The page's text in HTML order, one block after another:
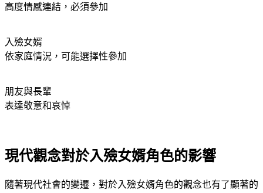
高度情感連結，必須參加
入殮女婿
依家庭情況，可能選擇性參加
朋友與長輩
表達敬意和哀悼
現代觀念對於入殮女婿角色的影響
隨著現代社會的變遷，對於入殮女婿角色的觀念也有了顯著的